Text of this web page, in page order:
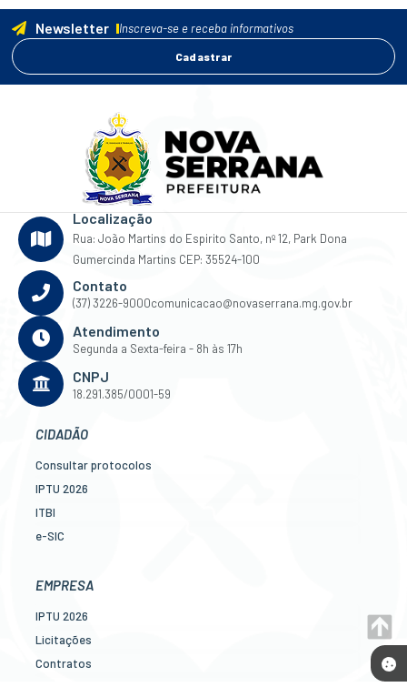
Newsletter Inscreva-se e receba informativos
Cadastrar
Localização
Rua: João Martins do Espirito Santo, nº 12, Park Dona
Gumercinda Martins CEP: 35524-100
Contato
(37) 3226-9000comunicacao@novaserrana.mg.gov.br
Atendimento
Segunda a Sexta-feira - 8h às 17h
CNPJ
18.291.385/0001-59
CIDADÃO
Consultar protocolos
IPTU 2026
ITBI
e-SIC
Legislação
EMPRESA
IPTU 2026
Licitações
Contratos